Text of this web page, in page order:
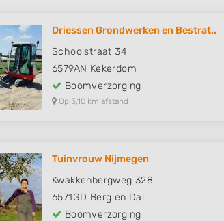
Driessen Grondwerken en Bestrat..
Schoolstraat 34
6579AN Kekerdom
Boomverzorging
Op 3,10 km afstand
Tuinvrouw Nijmegen
Kwakkenbergweg 328
6571GD Berg en Dal
Boomverzorging